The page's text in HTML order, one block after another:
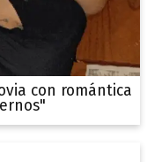
con romántica